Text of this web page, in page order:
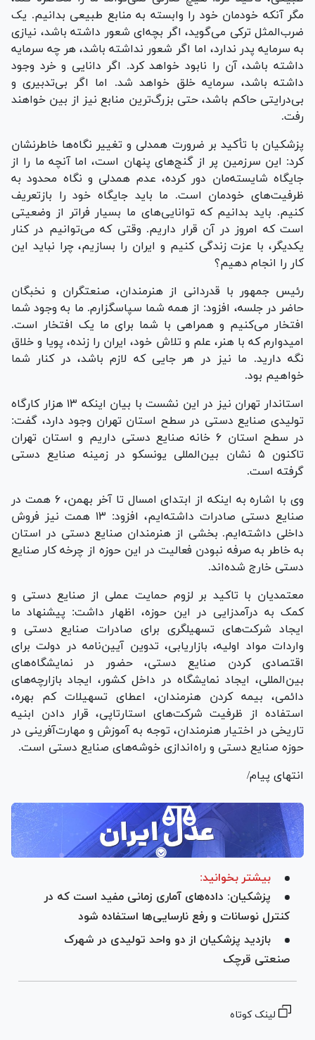
مگر آنکه خودمان خود را وابسته به منابع طبیعی بدانیم. یک
ضرب‌المثل ترکی می‌گوید، اگر بچه‌ای شعور داشته باشد، نیازی
به سرمایه پدر ندارد، اما اگر شعور نداشته باشد، هر چه سرمایه
داشته باشد، آن را نابود خواهد کرد. اگر دانایی و خرد وجود
داشته باشد، سرمایه خلق خواهد شد. اما اگر بی‌تدبیری و
بی‌درایتی حاکم باشد، حتی بزرگ‌ترین منابع نیز از بین خواهند
رفت.
پزشکیان با تأکید بر ضرورت همدلی و تغییر نگاه‌ها خاطرنشان
کرد: این سرزمین پر از گنج‌های پنهان است، اما آنچه ما را از
جایگاه شایسته‌مان دور کرده، عدم همدلی و نگاه محدود به
ظرفیت‌های خودمان است. ما باید جایگاه خود را بازتعریف
کنیم. باید بدانیم که توانایی‌های ما بسیار فراتر از وضعیتی
است که امروز در آن قرار داریم. وقتی که می‌توانیم در کنار
یکدیگر، با عزت زندگی کنیم و ایران را بسازیم، چرا نباید این
کار را انجام دهیم؟
رئیس جمهور با قدردانی از هنرمندان، صنعتگران و نخبگان
حاضر در جلسه، افزود: از همه شما سپاسگزارم. ما به وجود شما
افتخار می‌کنیم و همراهی با شما برای ما یک افتخار است.
امیدوارم که با هنر، علم و تلاش خود، ایران را زنده، پویا و خلاق
نگه دارید. ما نیز در هر جایی که لازم باشد، در کنار شما
خواهیم بود.
استاندار تهران نیز در این نشست با بیان اینکه ۱۳ هزار کارگاه
تولیدی صنایع دستی در سطح استان تهران وجود دارد، گفت:
در سطح استان ۶ خانه صنایع دستی داریم و استان تهران
تاکنون ۵ نشان بین‌المللی یونسکو در زمینه صنایع دستی
گرفته است.
وی با اشاره به اینکه از ابتدای امسال تا آخر بهمن، ۶ همت در
صنایع دستی صادرات داشته‌ایم، افزود: ۱۳ همت نیز فروش
داخلی داشته‌ایم. بخشی از هنرمندان صنایع دستی در استان
به خاطر به صرفه نبودن فعالیت در این حوزه از چرخه کار صنایع
دستی خارج شده‌اند.
معتمدیان با تاکید بر لزوم حمایت عملی از صنایع دستی و
کمک به درآمدزایی در این حوزه، اظهار داشت: پیشنهاد ما
ایجاد شرکت‌های تسهیلگری برای صادرات صنایع دستی و
واردات مواد اولیه، بازاریابی، تدوین آیین‌نامه در دولت برای
اقتصادی کردن صنایع دستی، حضور در نمایشگاه‌های
بین‌المللی، ایجاد نمایشگاه در داخل کشور، ایجاد بازارچه‌های
دائمی، بیمه کردن هنرمندان، اعطای تسهیلات کم بهره،
استفاده از ظرفیت شرکت‌های استارتاپی، قرار دادن ابنیه
تاریخی در اختیار هنرمندان، توجه به آموزش و مهارت‌آفرینی در
حوزه صنایع دستی و راه‌اندازی خوشه‌های صنایع دستی است.
انتهای پیام/
بیشتر بخوانید:
پزشکیان: داده‌های آماری زمانی مفید است که در
کنترل نوسانات و رفع نارسایی‌ها استفاده شود
بازدید پزشکیان از دو واحد تولیدی در شهرک
صنعتی قرچک
لینک کوتاه